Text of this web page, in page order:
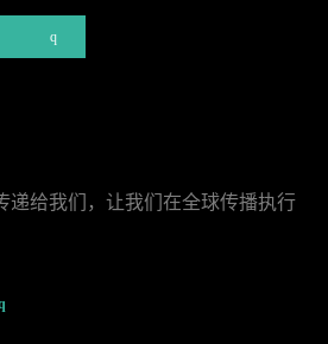
递给我们，让我们在全球传播执行